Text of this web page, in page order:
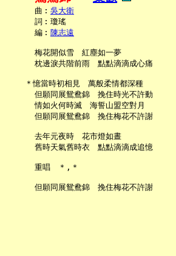
     曲︰
吳大衛
     詞︰瓊瑤
     編︰
陳志遠
     梅花開似雪　紅塵如一夢
     枕邊淚共階前雨　點點滴滴成心痛
   ＊憶當時初相見　萬般柔情都深種
     但願同展鴛鴦錦　挽住時光不許動
     情如火何時滅　海誓山盟空對月
     但願同展鴛鴦錦　挽住梅花不許謝
     去年元夜時　花市燈如晝
     舊時天氣舊時衣　點點滴滴成追憶
     重唱　＊,＊